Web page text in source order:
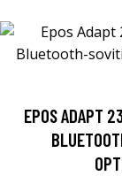
EPOS ADAPT